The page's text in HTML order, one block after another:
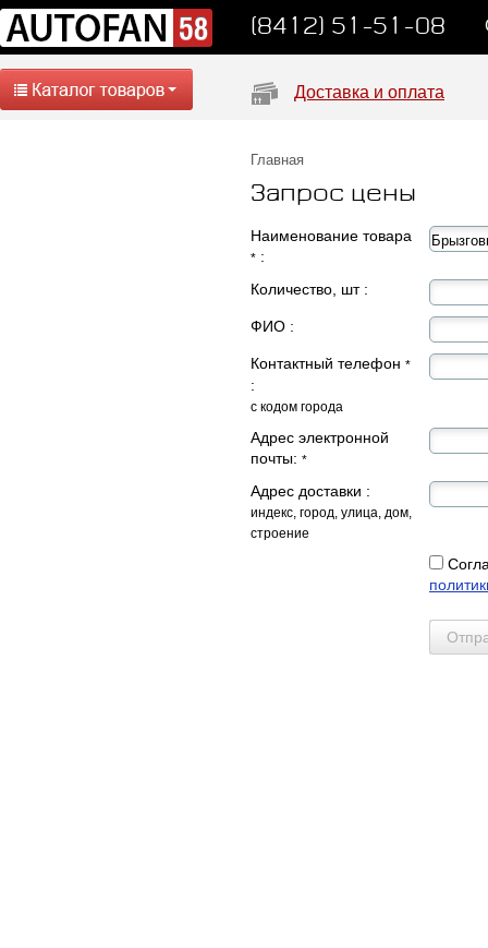
(8412) 51-51-08
Доставка и оплата
Главная
Запрос цены
Наименование товара
* :
Количество, шт :
ФИО :
Контактный телефон *
:
с кодом города
Адрес электронной
почты: *
Адрес доставки :
индекс, город, улица, дом,
строение